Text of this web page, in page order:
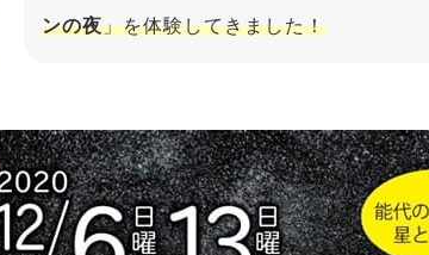
ンの夜」を体験してきました！